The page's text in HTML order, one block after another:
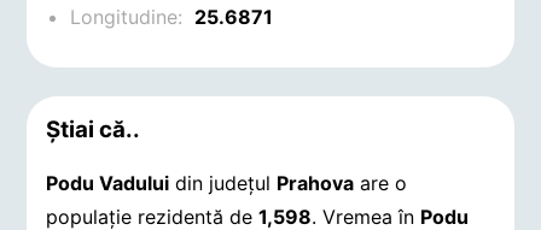
Longitudine: 25.6871
Știai că..
Podu Vadului din județul Prahova are o
populație rezidentă de1,598. Vremea în Podu